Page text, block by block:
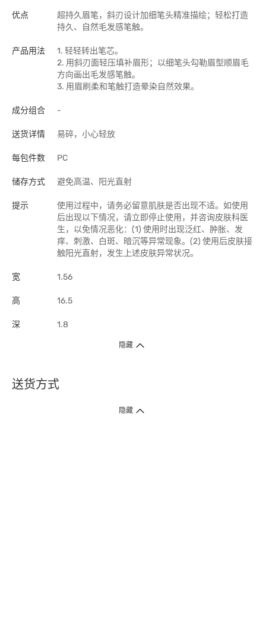
优点
超持久眉笔，斜刃设计加细笔头精准描绘；轻松打造
持久、自然毛发感笔触。
产品用法
1. 轻轻转出笔芯。
2. 用斜刃面轻压填补眉形；以细笔头勾勒眉型顺眉毛
方向画出毛发感笔触。
3. 用眉刷柔和笔触打造晕染自然效果。
成分组合 -
送货详情 易碎，小心轻放
每包件数 PC
储存方式 避免高温、阳光直射
提示
使用过程中，请务必留意肌肤是否出现不适。如使用
后出现以下情况，请立即停止使用，并咨询皮肤科医
生，以免情况恶化：(1) 使用时出现泛红、肿胀、发
痒、刺激、白斑、暗沉等异常现象。(2) 使用后皮肤接
触阳光直射，发生上述皮肤异常状况。
宽 1.56
高 16.5
深 1.8
隐藏
送货方式
1. 送货到府（受卫生署条例规管产品除外 ）
隐藏